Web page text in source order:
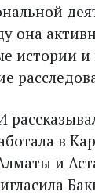
она
истории и
в
и